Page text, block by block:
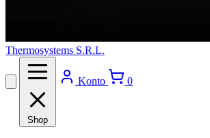
Thermosystems S.R.L.
Shop
Konto 0